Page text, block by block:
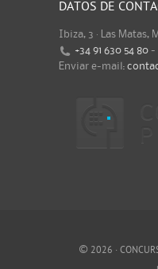
DATOS DE
Ibiza, 3 · Las Matas,
+34 91 630 54 80 -
Enviar e-mail:
© 2026 ·